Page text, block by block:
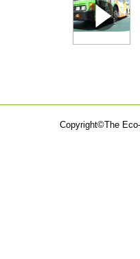
Copyright©The